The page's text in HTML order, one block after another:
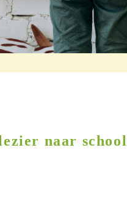
naar school